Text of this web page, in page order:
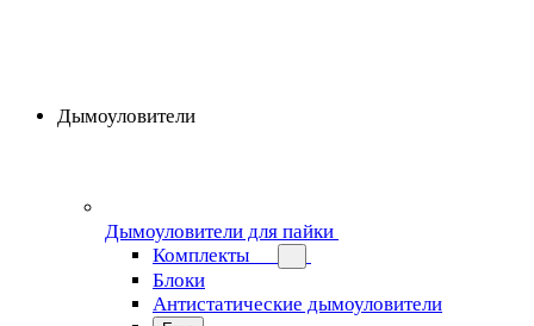
Дымоуловители
Дымоуловители для пайки
Комплекты
Блоки
Антистатические дымоуловители